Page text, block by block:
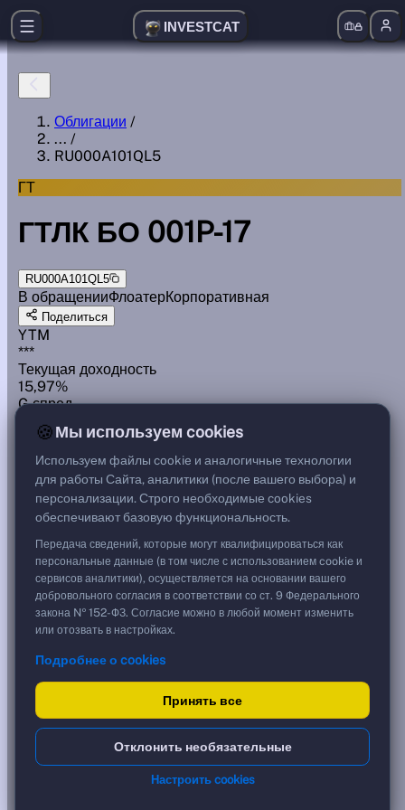
INVESTCAT
Облигации /
... /
RU000A101QL5
ГТ
ГТЛК БО 001P-17
RU000A101QL5
В обращенииФлоатерКорпоративная
Поделиться
YTM
***
Текущая доходность
15,97%
G спред
Цена
99,92 %
999,20 ₽
Срок, лет
8,76
Дюрация, лет
1,73
Рейтинг
BBB
Тип
Корпоративная
Флоатер
Доходность и цена
YTM эффективная
24.08.2028
🍪Мы используем cookies
Используем файлы cookie и аналогичные технологии
для работы Сайта, аналитики (после вашего выбора) и
персонализации. Строго необходимые cookies
обеспечивают базовую функциональность.
Передача сведений, которые могут квалифицироваться как
персональные данные (в том числе с использованием cookie и
сервисов аналитики), осуществляется на основании вашего
добровольного согласия в соответствии со ст. 9 Федерального
закона № 152-ФЗ. Согласие можно в любой момент изменить
или отозвать в настройках.
Подробнее о cookies
Принять все
Отклонить необязательные
Настроить cookies